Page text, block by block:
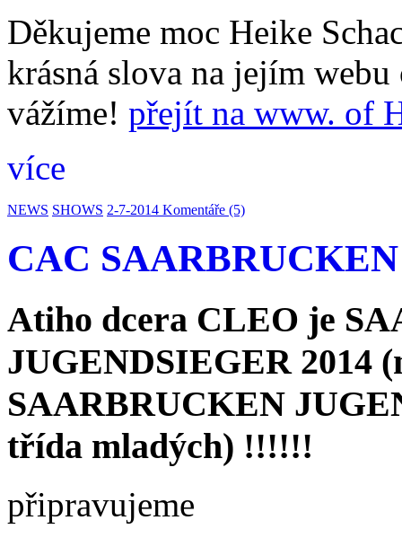
Děkujeme moc Heike
krásná slova na jejím
vážíme! přejít na www. of
více
NEWS SHOWS 2-7-2014 Komentáře (5)
CAC SAARBRUCKEN
Atiho dcera CLEO je
JUGENDSIEGER 2014
SAARBRUCKEN
třída mladých) !!!!!!
připravujeme